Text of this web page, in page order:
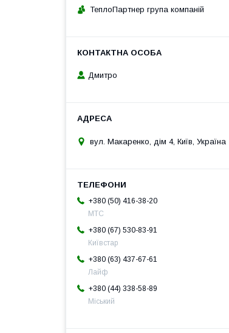
ТеплоПартнер група компаній
Дмитро
вул. Макаренко, дім 4, Київ, Україна
+380 (50) 416-38-20
МТС
+380 (67) 530-83-91
Київстар
+380 (63) 437-67-61
Лайф
+380 (44) 338-58-89
Міський